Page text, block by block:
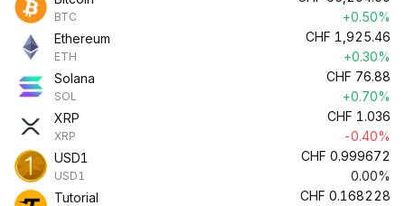
BTC
+0.50%
Ethereum
ETH
CHF 1,925.46
+0.30%
Solana
SOL
CHF 76.88
+0.70%
XRP
XRP
CHF 1.036
-0.40%
USD1
USD1
CHF 0.999672
0.00%
Tutorial
CHF 0.168228